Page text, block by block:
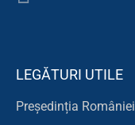
LEGĂTURI UTILE
Președinția României